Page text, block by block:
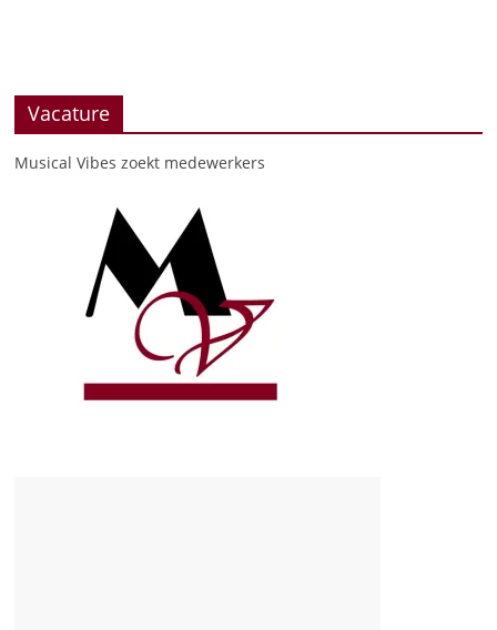
Vacature
Musical Vibes zoekt medewerkers